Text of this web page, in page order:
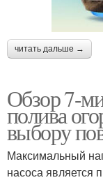
читать дальше →
Обзор 7-
полива
выбору
Максимальный
насоса является